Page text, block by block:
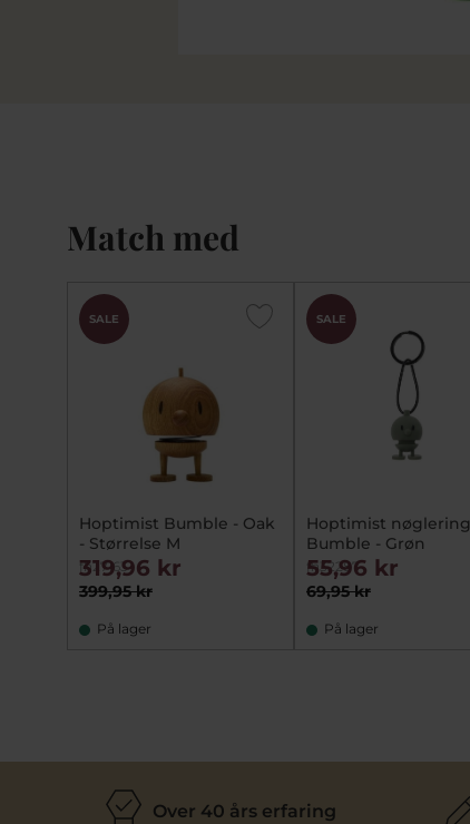
Match med
SALE
Hoptimist Bumble - Oak
- Størrelse M
fh27163
399,95 kr
319,96 kr
På lager
SALE
Hoptimist nøglering
Bumble - Grøn
fh32287
69,95 kr
55,96 kr
På lager
Over 40 års erfaring